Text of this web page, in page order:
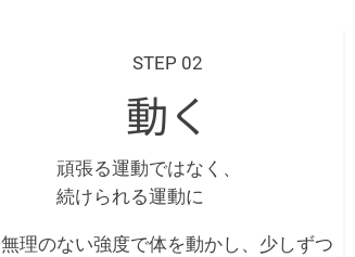
STEP 02
動く
頑張る運動ではなく、
続けられる運動に
無理のない強度で体を動かし、少しずつ